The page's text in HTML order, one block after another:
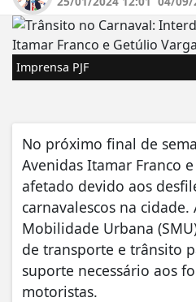
Imprensa PJF
No próximo final de
Avenidas Itamar Franco
afetado devido aos
carnavalescos na cidade.
Mobilidade Urbana
de transporte e trânsito
suporte necessário aos
motoristas.